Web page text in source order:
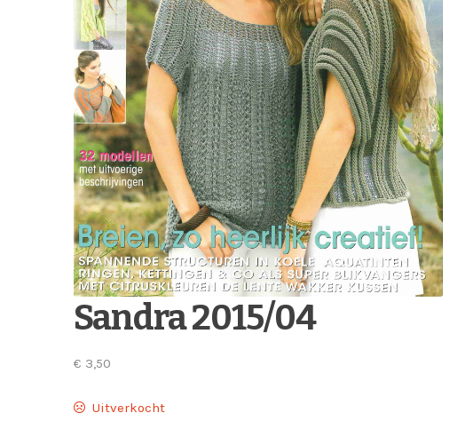
Sandra 2015/04
€ 3,50
Uitverkocht